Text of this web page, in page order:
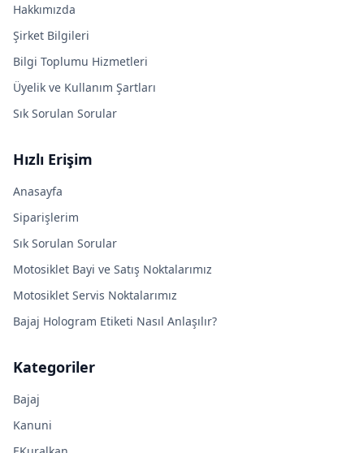
Hakkımızda
Şirket Bilgileri
Bilgi Toplumu Hizmetleri
Üyelik ve Kullanım Şartları
Sık Sorulan Sorular
Hızlı Erişim
Anasayfa
Siparişlerim
Sık Sorulan Sorular
Motosiklet Bayi ve Satış Noktalarımız
Motosiklet Servis Noktalarımız
Bajaj Hologram Etiketi Nasıl Anlaşılır?
Kategoriler
Bajaj
Kanuni